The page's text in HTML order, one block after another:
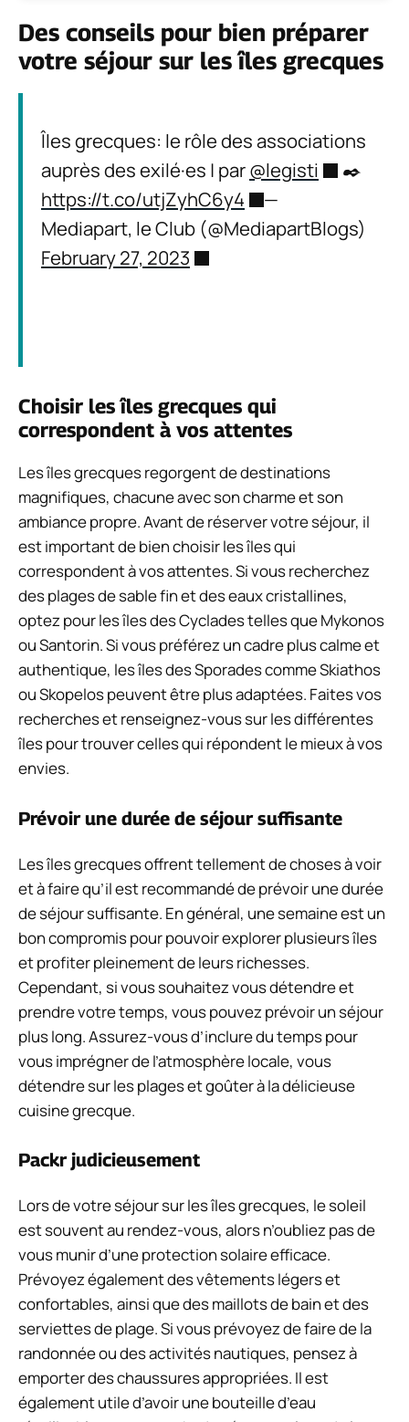
Des conseils pour bien préparer
votre séjour sur les îles grecques
Îles grecques: le rôle des associations
auprès des exilé·es | par@legisti
✒️
https://t.co/utjZyhC6y4
—
Mediapart, le Club (@MediapartBlogs)
February 27, 2023
Choisir les îles grecques qui
correspondent à vos attentes
Les îles grecques regorgent de destinations
magnifiques, chacune avec son charme et son
ambiance propre. Avant de réserver votre séjour, il
est important de bien choisir les îles qui
correspondent à vos attentes. Si vous recherchez
des plages de sable fin et des eaux cristallines,
optez pour les îles des Cyclades telles que Mykonos
ou Santorin. Si vous préférez un cadre plus calme et
authentique, les îles des Sporades comme Skiathos
ou Skopelos peuvent être plus adaptées. Faites vos
recherches et renseignez-vous sur les différentes
îles pour trouver celles qui répondent le mieux à vos
envies.
Prévoir une durée de séjour suffisante
Les îles grecques offrent tellement de choses à voir
et à faire qu’il est recommandé de prévoir une durée
de séjour suffisante. En général, une semaine est un
bon compromis pour pouvoir explorer plusieurs îles
et profiter pleinement de leurs richesses.
Cependant, si vous souhaitez vous détendre et
prendre votre temps, vous pouvez prévoir un séjour
plus long. Assurez-vous d’inclure du temps pour
vous imprégner de l’atmosphère locale, vous
détendre sur les plages et goûter à la délicieuse
cuisine grecque.
Packr judicieusement
Lors de votre séjour sur les îles grecques, le soleil
est souvent au rendez-vous, alors n’oubliez pas de
vous munir d’une protection solaire efficace.
Prévoyez également des vêtements légers et
confortables, ainsi que des maillots de bain et des
serviettes de plage. Si vous prévoyez de faire de la
randonnée ou des activités nautiques, pensez à
emporter des chaussures appropriées. Il est
également utile d’avoir une bouteille d’eau